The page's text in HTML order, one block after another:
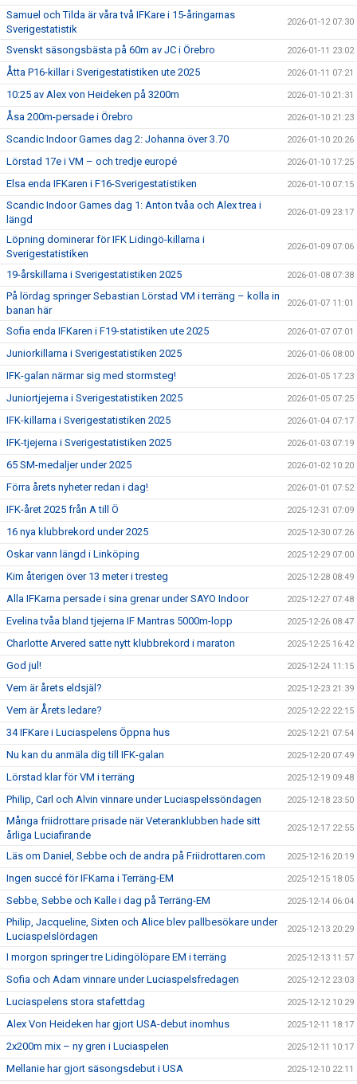
Samuel och Tilda är våra två IFKare i 15-åringarnas
Sverigestatistik
2026-01-12 07:30
Svenskt säsongsbästa på 60m av JC i Örebro 2026-01-11 23:02
Åtta P16-killar i Sverigestatistiken ute 2025 2026-01-11 07:21
10:25 av Alex von Heideken på 3200m 2026-01-10 21:31
Åsa 200m-persade i Örebro 2026-01-10 21:23
Scandic Indoor Games dag 2: Johanna över 3.70 2026-01-10 20:26
Lörstad 17e i VM – och tredje europé 2026-01-10 17:25
Elsa enda IFKaren i F16-Sverigestatistiken 2026-01-10 07:15
Scandic Indoor Games dag 1: Anton tvåa och Alex trea i
längd
2026-01-09 23:17
Löpning dominerar för IFK Lidingö-killarna i
Sverigestatistiken
2026-01-09 07:06
19-årskillarna i Sverigestatistiken 2025 2026-01-08 07:38
På lördag springer Sebastian Lörstad VM i terräng – kolla in
banan här
2026-01-07 11:01
Sofia enda IFKaren i F19-statistiken ute 2025 2026-01-07 07:01
Juniorkillarna i Sverigestatistiken 2025 2026-01-06 08:00
IFK-galan närmar sig med stormsteg! 2026-01-05 17:23
Juniortjejerna i Sverigestatistiken 2025 2026-01-05 07:25
IFK-killarna i Sverigestatistiken 2025 2026-01-04 07:17
IFK-tjejerna i Sverigestatistiken 2025 2026-01-03 07:19
65 SM-medaljer under 2025 2026-01-02 10:20
Förra årets nyheter redan i dag! 2026-01-01 07:52
IFK-året 2025 från A till Ö 2025-12-31 07:09
16 nya klubbrekord under 2025 2025-12-30 07:26
Oskar vann längd i Linköping 2025-12-29 07:00
Kim återigen över 13 meter i tresteg 2025-12-28 08:49
Alla IFKarna persade i sina grenar under SAYO Indoor 2025-12-27 07:48
Evelina tvåa bland tjejerna IF Mantras 5000m-lopp 2025-12-26 08:47
Charlotte Arvered satte nytt klubbrekord i maraton 2025-12-25 16:42
God jul! 2025-12-24 11:15
Vem är årets eldsjäl? 2025-12-23 21:39
Vem är Årets ledare? 2025-12-22 22:15
34 IFKare i Luciaspelens Öppna hus 2025-12-21 07:54
Nu kan du anmäla dig till IFK-galan 2025-12-20 07:49
Lörstad klar för VM i terräng 2025-12-19 09:48
Philip, Carl och Alvin vinnare under Luciaspelssöndagen 2025-12-18 23:50
Många friidrottare prisade när Veteranklubben hade sitt
årliga Luciafirande
2025-12-17 22:55
Läs om Daniel, Sebbe och de andra på Friidrottaren.com 2025-12-16 20:19
Ingen succé för IFKarna i Terräng-EM 2025-12-15 18:05
Sebbe, Sebbe och Kalle i dag på Terräng-EM 2025-12-14 06:04
Philip, Jacqueline, Sixten och Alice blev pallbesökare under
Luciaspelslördagen
2025-12-13 20:29
I morgon springer tre Lidingölöpare EM i terräng 2025-12-13 11:57
Sofia och Adam vinnare under Luciaspelsfredagen 2025-12-12 23:03
Luciaspelens stora stafettdag 2025-12-12 10:29
Alex Von Heideken har gjort USA-debut inomhus 2025-12-11 18:17
2x200m mix – ny gren i Luciaspelen 2025-12-11 10:17
Mellanie har gjort säsongsdebut i USA 2025-12-10 22:11